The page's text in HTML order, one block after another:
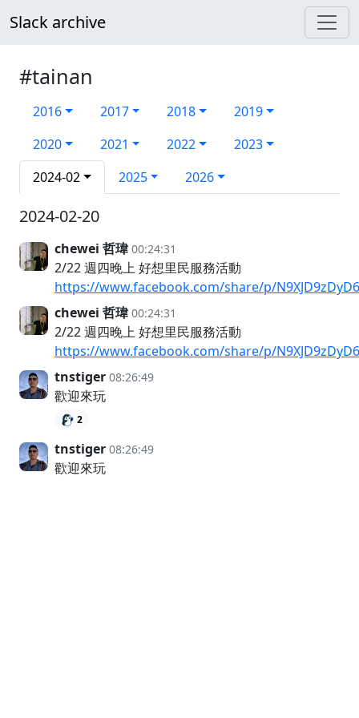
Slack archive
#tainan
2016 2017 2018
2019
2020
2021 2022
2023
2024-02
2025 2026
2024-02-20
chewei 哲瑋 00:24:31
2/22 週四晚上 好想里民服務活動
https://www.facebook.com/share/p/
chewei 哲瑋 00:24:31
2/22 週四晚上 好想里民服務活動
https://www.facebook.com/share/p/
tnstiger 08:26:49
歡迎來玩
2
tnstiger 08:26:49
歡迎來玩